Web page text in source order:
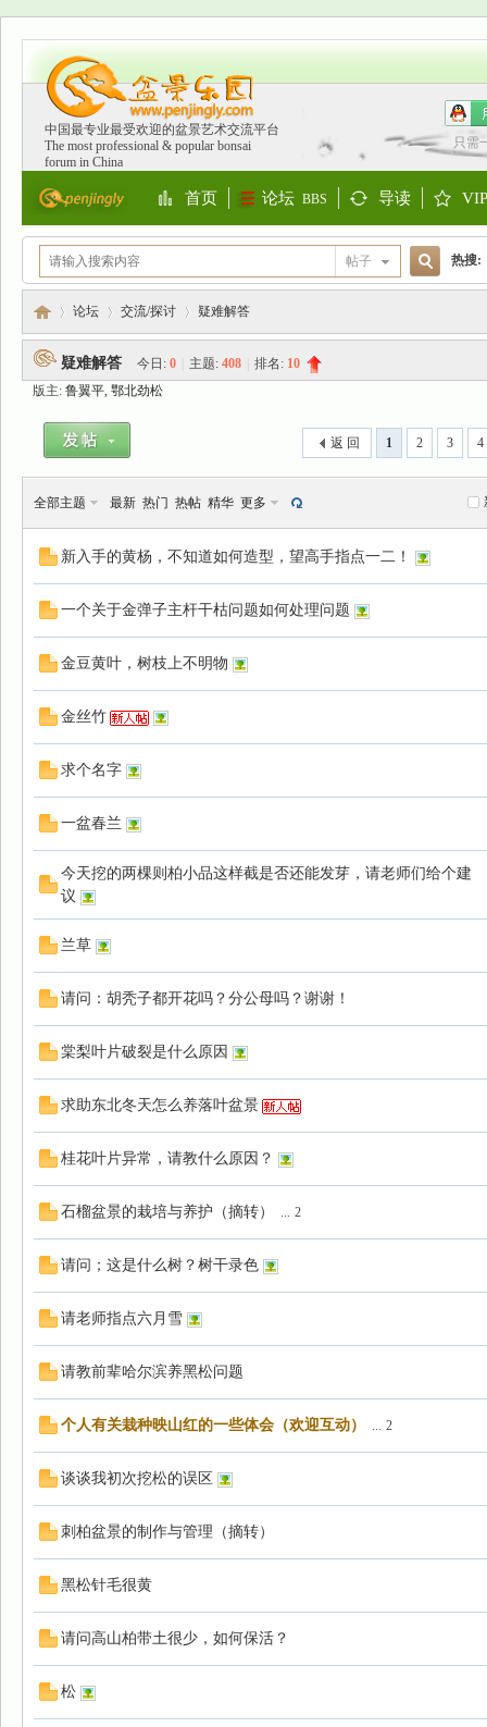
中国最专业最受欢迎的盆景艺术交流平台
The most professional & popular bonsai
forum in China
只需
首页 论坛 BBS 导读
帖子
搜
热搜:
景
园
论坛 交流/探讨 疑难解答
疑难解答 今日: 0 主题: 408 排名: 10
版主: 鲁翼平, 鄂北劲松
1 2 3 4
返 回
全部主题 最新 热门 热帖 精华 更多
新入手的黄杨，不知道如何造型，望高手指点一二！
一个关于金弹子主杆干枯问题如何处理问题
金豆黄叶，树枝上不明物
金丝竹
求个名字
一盆春兰
今天挖的两棵则柏小品这样截是否还能发芽，请老师们给个建
议
兰草
请问：胡秃子都开花吗？分公母吗？谢谢！
棠梨叶片破裂是什么原因
求助东北冬天怎么养落叶盆景
桂花叶片异常，请教什么原因？
石榴盆景的栽培与养护（摘转） ... 2
请问；这是什么树？树干录色
请老师指点六月雪
请教前辈哈尔滨养黑松问题
个人有关栽种映山红的一些体会（欢迎互动） ... 2
谈谈我初次挖松的误区
刺柏盆景的制作与管理（摘转）
黑松针毛很黄
请问高山柏带土很少，如何保活？
松